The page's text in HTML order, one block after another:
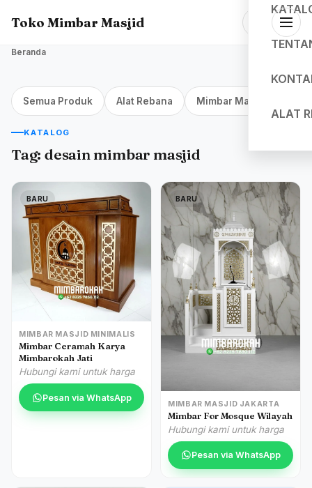
Toko Mimbar Masjid
ALAT
Beranda
Semua Produk Alat Rebana Mimbar Masjid Jakarta
KATALOG
Tag: desain mimbar masjid
BARU
MIMBAR MASJID MINIMALIS
Mimbar Ceramah Karya
Mimbarokah Jati
Hubungi kami untuk harga
Pesan via WhatsApp
BARU
MIMBAR MASJID JAKARTA
Mimbar For Mosque Wilayah
Hubungi kami untuk harga
Pesan via WhatsApp